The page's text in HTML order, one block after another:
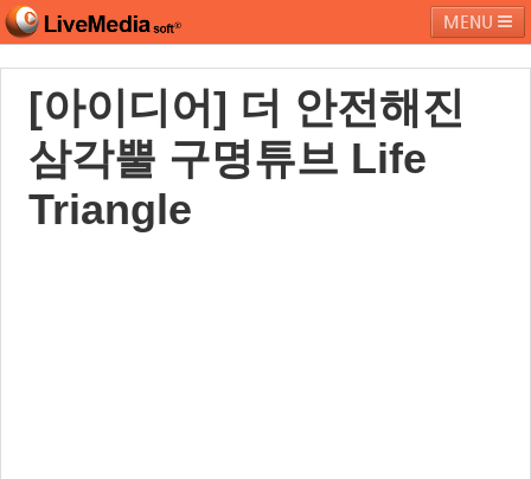
MENU
라이브미디어소프트 제품 및 서비스 블로그 커뮤니티
페밀리 사이트
[아이디어] 더 안전해진
삼각뿔 구명튜브 Life
Triangle